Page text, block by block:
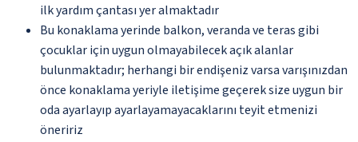
ilk yardım çantası yer almaktadır
Bu konaklama yerinde balkon, veranda ve teras gibi
çocuklar için uygun olmayabilecek açık alanlar
bulunmaktadır; herhangi bir endişeniz varsa varışınızdan
önce konaklama yeriyle iletişime geçerek size uygun bir
oda ayarlayıp ayarlayamayacaklarını teyit etmenizi
öneririz